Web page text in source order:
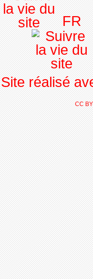
FR
Site réalisé
CC